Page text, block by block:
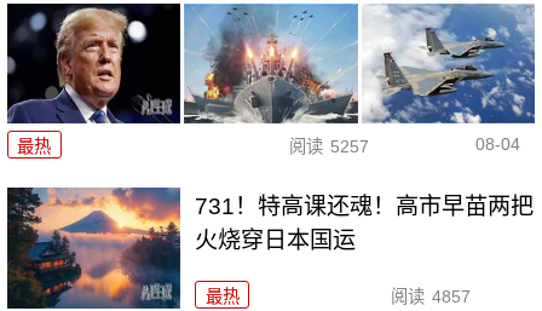
最热 阅读 5257 08-04
731！特高课还魂！高市早苗两把
火烧穿日本国运
最热 阅读 4857